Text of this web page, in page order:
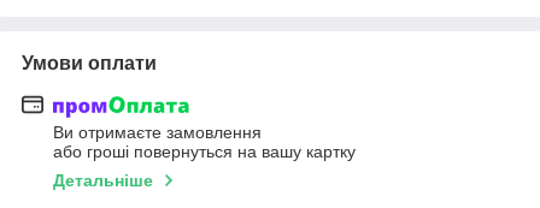
Умови оплати
Ви отримаєте замовлення
або гроші повернуться на вашу картку
Детальніше